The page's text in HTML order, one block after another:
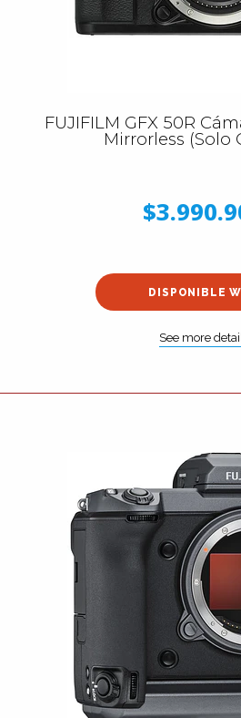
FUJIFILM GFX 50R
Mirrorless (Solo
DISPONIBLE
See more